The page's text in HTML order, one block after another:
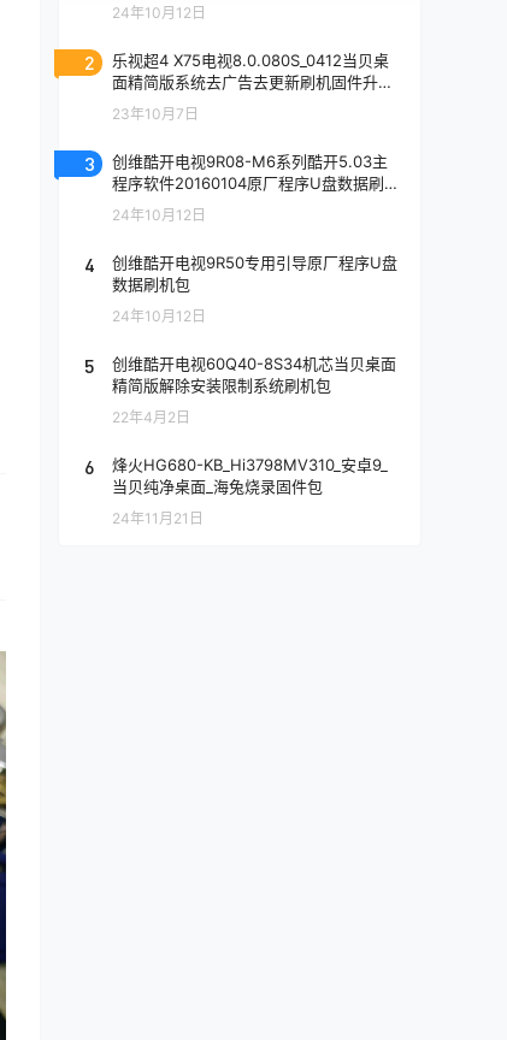
24年10月12日
2
乐视超4 X75电视8.0.080S_0412当贝桌
面精简版系统去广告去更新刷机固件升级
23年10月7日
3
创维酷开电视9R08-M6系列酷开5.03主
程序软件20160104原厂程序U盘数据刷机
24年10月12日
4
创维酷开电视9R50专用引导原厂程序U盘
数据刷机包
24年10月12日
5
创维酷开电视60Q40-8S34机芯当贝桌面
精简版解除安装限制系统刷机包
22年4月2日
6
烽火HG680-KB_Hi3798MV310_安卓9_
当贝纯净桌面_海兔烧录固件包
24年11月21日